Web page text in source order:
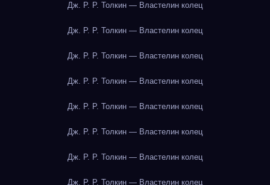
Дж. Р. Р. Толкин — Властелин колец
Дж. Р. Р. Толкин — Властелин колец
Дж. Р. Р. Толкин — Властелин колец
Дж. Р. Р. Толкин — Властелин колец
Дж. Р. Р. Толкин — Властелин колец
Дж. Р. Р. Толкин — Властелин колец
Дж. Р. Р. Толкин — Властелин колец
Дж. Р. Р. Толкин — Властелин колец